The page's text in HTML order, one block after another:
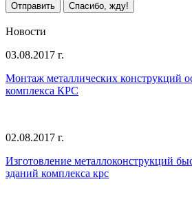
Отправить Спасибо, жду!
Новости
03.08.2017 г.
Монтаж металлических конструкций
комплекса КРС
02.08.2017 г.
Изготовление металлоконструкций
зданий комплекса крс